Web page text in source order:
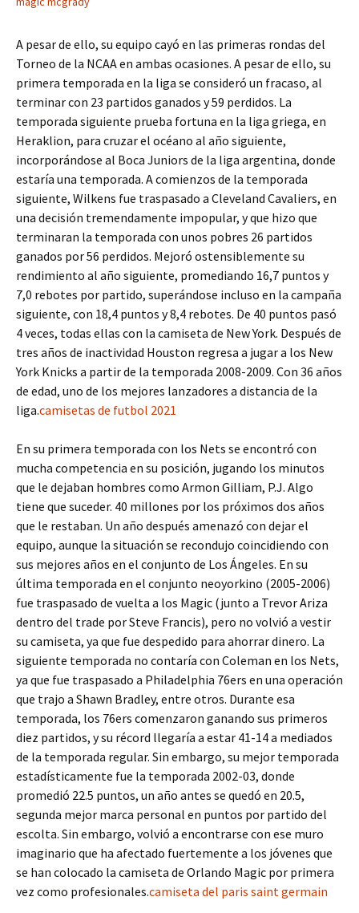
A pesar de ello, su equipo cayó en las primeras rondas del
Torneo de la NCAA en ambas ocasiones. A pesar de ello, su
primera temporada en la liga se consideró un fracaso, al
terminar con 23 partidos ganados y 59 perdidos. La
temporada siguiente prueba fortuna en la liga griega, en
Heraklion, para cruzar el océano al año siguiente,
incorporándose al Boca Juniors de la liga argentina, donde
estaría una temporada. A comienzos de la temporada
siguiente, Wilkens fue traspasado a Cleveland Cavaliers, en
una decisión tremendamente impopular, y que hizo que
terminaran la temporada con unos pobres 26 partidos
ganados por 56 perdidos. Mejoró ostensiblemente su
rendimiento al año siguiente, promediando 16,7 puntos y
7,0 rebotes por partido, superándose incluso en la campaña
siguiente, con 18,4 puntos y 8,4 rebotes. De 40 puntos pasó
4 veces, todas ellas con la camiseta de New York. Después de
tres años de inactividad Houston regresa a jugar a los New
York Knicks a partir de la temporada 2008-2009. Con 36 años
de edad, uno de los mejores lanzadores a distancia de la
liga.camisetas de futbol 2021
En su primera temporada con los Nets se encontró con
mucha competencia en su posición, jugando los minutos
que le dejaban hombres como Armon Gilliam, P.J. Algo
tiene que suceder. 40 millones por los próximos dos años
que le restaban. Un año después amenazó con dejar el
equipo, aunque la situación se recondujo coincidiendo con
sus mejores años en el conjunto de Los Ángeles. En su
última temporada en el conjunto neoyorkino (2005-2006)
fue traspasado de vuelta a los Magic (junto a Trevor Ariza
dentro del trade por Steve Francis), pero no volvió a vestir
su camiseta, ya que fue despedido para ahorrar dinero. La
siguiente temporada no contaría con Coleman en los Nets,
ya que fue traspasado a Philadelphia 76ers en una operación
que trajo a Shawn Bradley, entre otros. Durante esa
temporada, los 76ers comenzaron ganando sus primeros
diez partidos, y su récord llegaría a estar 41-14 a mediados
de la temporada regular. Sin embargo, su mejor temporada
estadísticamente fue la temporada 2002-03, donde
promedió 22.5 puntos, un año antes se quedó en 20.5,
segunda mejor marca personal en puntos por partido del
escolta. Sin embargo, volvió a encontrarse con ese muro
imaginario que ha afectado fuertemente a los jóvenes que
se han colocado la camiseta de Orlando Magic por primera
vez como profesionales.camiseta del paris saint germain